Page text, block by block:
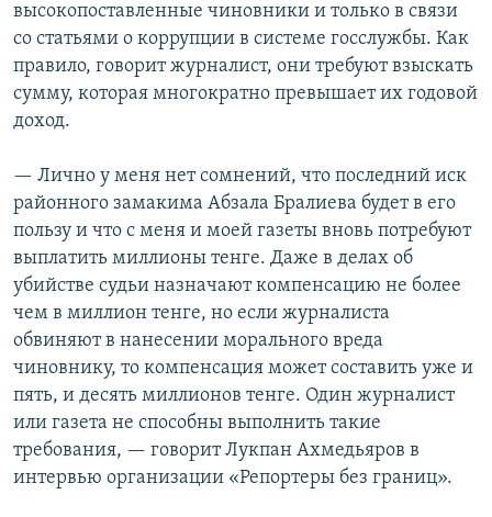
высокопоставленные чиновники и только в связи
со статьями о коррупции в системе госслужбы. Как
правило, говорит журналист, они требуют взыскать
сумму, которая многократно превышает их годовой
доход.
— Лично у меня нет сомнений, что последний иск
районного замакима Абзала Бралиева будет в его
пользу и что с меня и моей газеты вновь потребуют
выплатить миллионы тенге. Даже в делах об
убийстве судьи назначают компенсацию не более
чем в миллион тенге, но если журналиста
обвиняют в нанесении морального вреда
чиновнику, то компенсация может составить уже и
пять, и десять миллионов тенге. Один журналист
или газета не способны выполнить такие
требования, — говорит Лукпан Ахмедьяров в
интервью организации «Репортеры без границ».